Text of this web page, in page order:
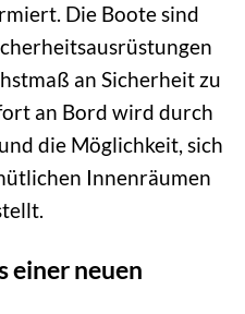
Die Boote sind
an Sicherheit zu
an Bord wird durch
die Möglichkeit, sich
Innenräumen
einer neuen